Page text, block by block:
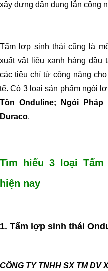
xây dựng dân dụng lẫn công
Tấm lợp sinh thái cũng là
xuất vật liệu xanh hàng đầu
các tiêu chí từ công năng
tế. Có 3 loại sản phẩm ngói
Tôn Onduline; Ngói
Duraco.
Tìm hiểu 3 loại
hiện nay
1. Tấm lợp sinh thái